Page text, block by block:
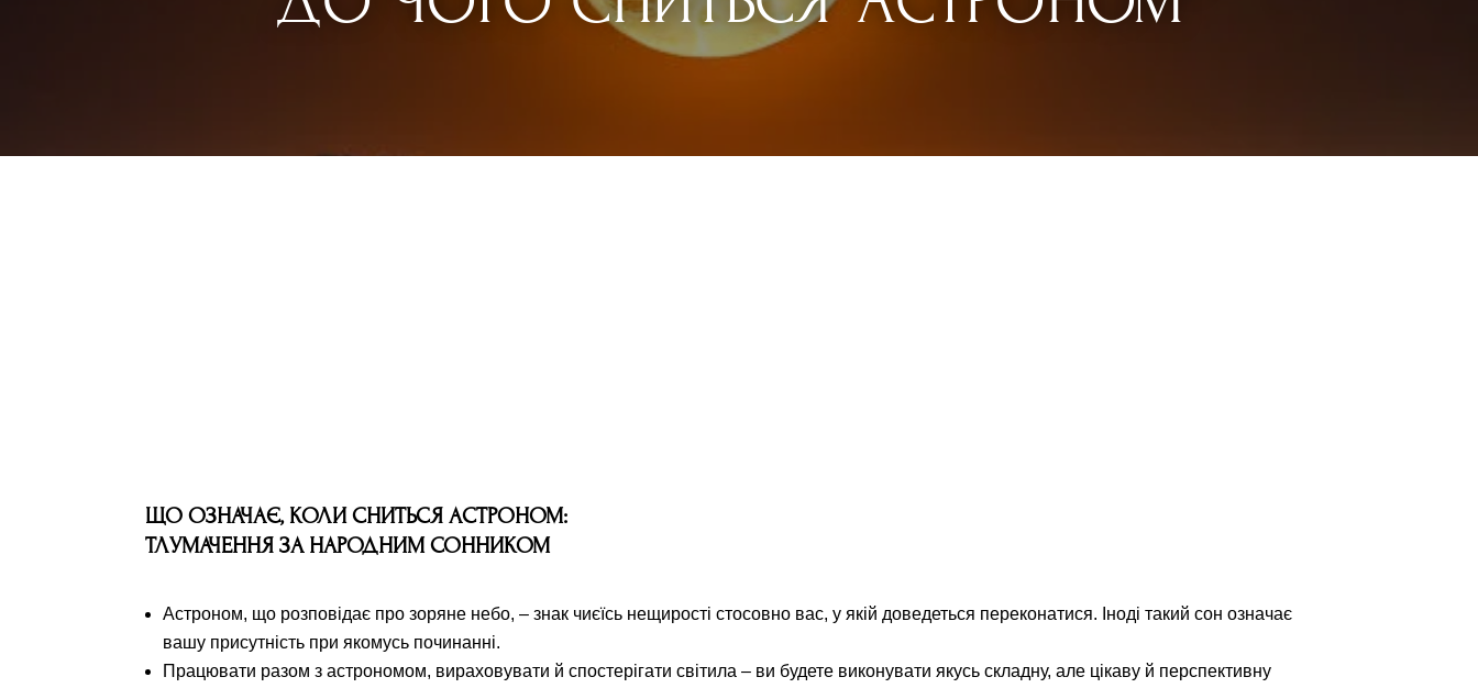
ЩО ОЗНАЧАЄ, КОЛИ СНИТЬСЯ АСТРОНОМ:
ТЛУМАЧЕННЯ ЗА НАРОДНИМ СОННИКОМ
Астроном, що розповідає про зоряне небо, – знак чиєїсь нещирості стосовно вас, у якій доведеться переконатися. Іноді такий сон означає
вашу присутність при якомусь починанні.
Працювати разом з астрономом, вираховувати й спостерігати світила – ви будете виконувати якусь складну, але цікаву й перспективну